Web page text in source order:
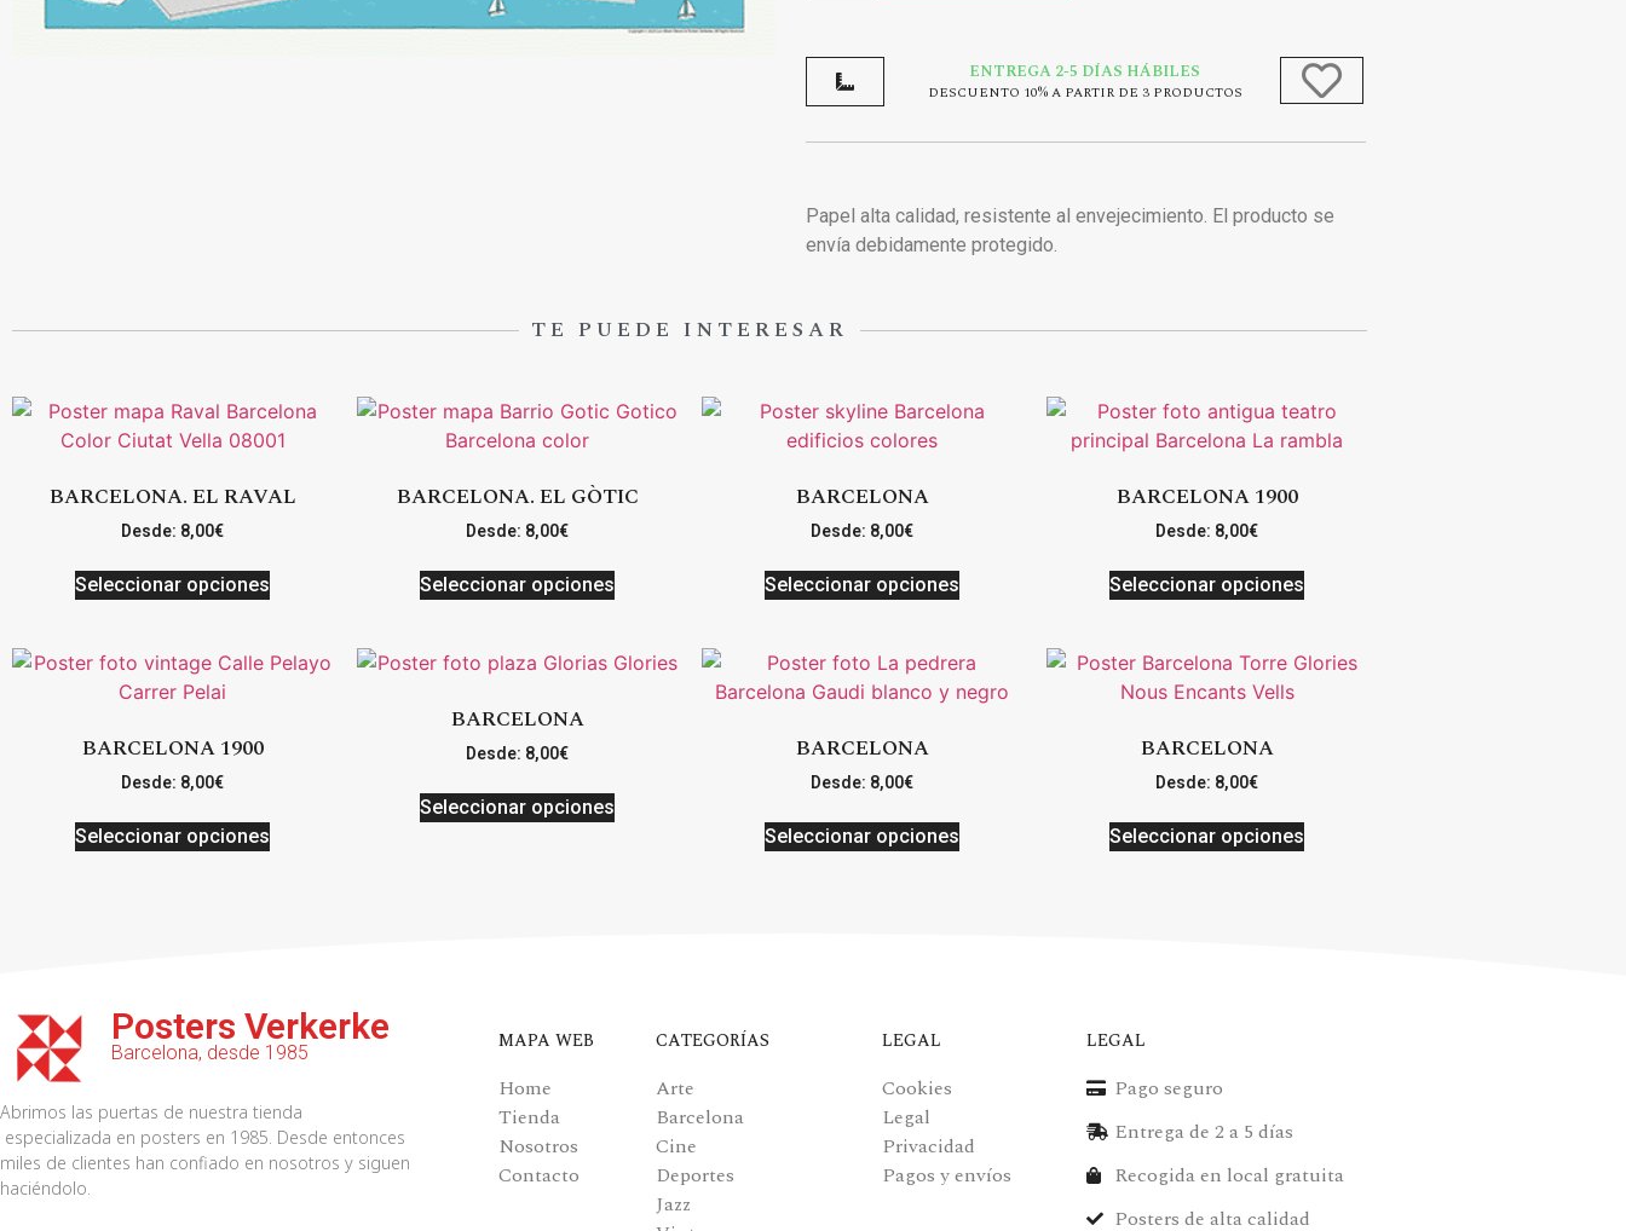
ENTREGA 2-5 DÍAS HÁBILES
DESCUENTO 10% A PARTIR DE 3 PRODUCTOS
Papel alta calidad, resistente al envejecimiento. El producto se
envía debidamente protegido.
TE PUEDE INTERESAR
BARCELONA. EL RAVAL
Desde: 8,00€
Seleccionar opciones
BARCELONA. EL GÒTIC
Desde: 8,00€
Seleccionar opciones
BARCELONA
Desde: 8,00€
Seleccionar opciones
BARCELONA 1900
Desde: 8,00€
Seleccionar opciones
BARCELONA 1900
Desde: 8,00€
Seleccionar opciones
BARCELONA
Desde: 8,00€
Seleccionar opciones
BARCELONA
Desde: 8,00€
Seleccionar opciones
BARCELONA
Desde: 8,00€
Seleccionar opciones
Posters Verkerke
Barcelona, desde 1985
Abrimos las puertas de nuestra tienda
especializada en posters en 1985. Desde entonces
miles de clientes han confiado en nosotros y siguen
haciéndolo.
MAPA WEB
Home
Tienda
Nosotros
Contacto
CATEGORÍAS
Arte
Barcelona
Cine
Deportes
Jazz
LEGAL
Cookies
Legal
Privacidad
Pagos y envíos
LEGAL
Pago seguro
Entrega de 2 a 5 días
Recogida en local gratuita
Posters de alta calidad